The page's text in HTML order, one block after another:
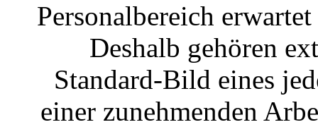
Personalbereich
Deshalb gehören
Standard-Bild eines
einer zunehmenden